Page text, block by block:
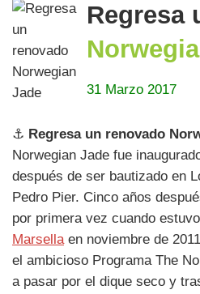
Regresa
31 Marzo 2017
⚓ Regresa un renovado
Norwegian Jade fue
después de ser bautizado en
Pedro Pier. Cinco años
por primera vez cuando
Marsellaen noviembre de
el ambicioso Programa The
a pasar por el dique seco y